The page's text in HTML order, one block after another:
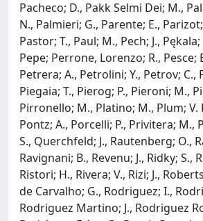
Pacheco; D., Pakk Selmi Dei; M.,
N., Palmieri; G., Parente; E.,
Pastor; T., Paul; M., Pech; J.,
Pepe; Perrone, Lorenzo; R., Pesce;
Petrera; A., Petrolini; Y., Petrov; C.,
Piegaia; T., Pierog; P., Pieroni; M.,
Pirronello; M., Platino; M., Plum; V.
Pontz; A., Porcelli; P., Privitera; M.,
S., Querchfeld; J., Rautenberg; O.,
Ravignani; B., Revenu; J., Ridky; S.,
Ristori; H., Rivera; V., Rizi; J.,
de Carvalho; G., Rodriguez; I.,
Rodriguez Martino; J., Rodriguez